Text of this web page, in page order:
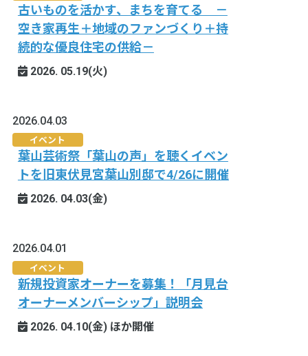
古いものを活かす、まちを育てる －
空き家再生＋地域のファンづくり＋持
続的な優良住宅の供給－
2026. 05.19(火)
2026.04.03
イベント
葉山芸術祭「葉山の声」を聴くイベン
トを旧東伏見宮葉山別邸で4/26に開催
2026. 04.03(金)
2026.04.01
イベント
新規投資家オーナーを募集！「月見台
オーナーメンバーシップ」説明会
2026. 04.10(金) ほか開催